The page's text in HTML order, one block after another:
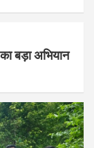
बड़ा अभियान